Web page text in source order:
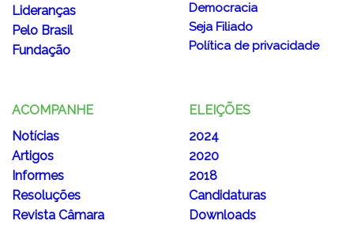
Lideranças
Pelo Brasil
Fundação
Democracia
Seja Filiado
Política de privacidade
ACOMPANHE
Notícias
Artigos
Informes
Resoluções
Revista Câmara
ELEIÇÕES
2024
2020
2018
Candidaturas
Downloads